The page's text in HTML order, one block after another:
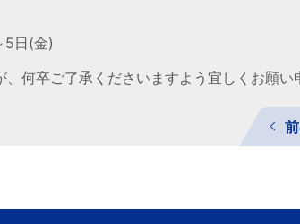
5日(金)
何卒ご了承くださいますよう宜しくお願い